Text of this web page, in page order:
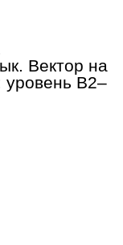
Вектор на
B2–